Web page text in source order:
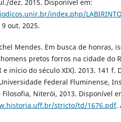
dez. 2015. Disponível em:
index.php/
out. 2025.
Mendes. Em busca de honras,
pretos forros na cidade do
e início do século XIX). 2013. 141 f.
Federal Fluminense,
Filosofia, Niterói, 2013. Disponível
stricto/td/1676.pdf.